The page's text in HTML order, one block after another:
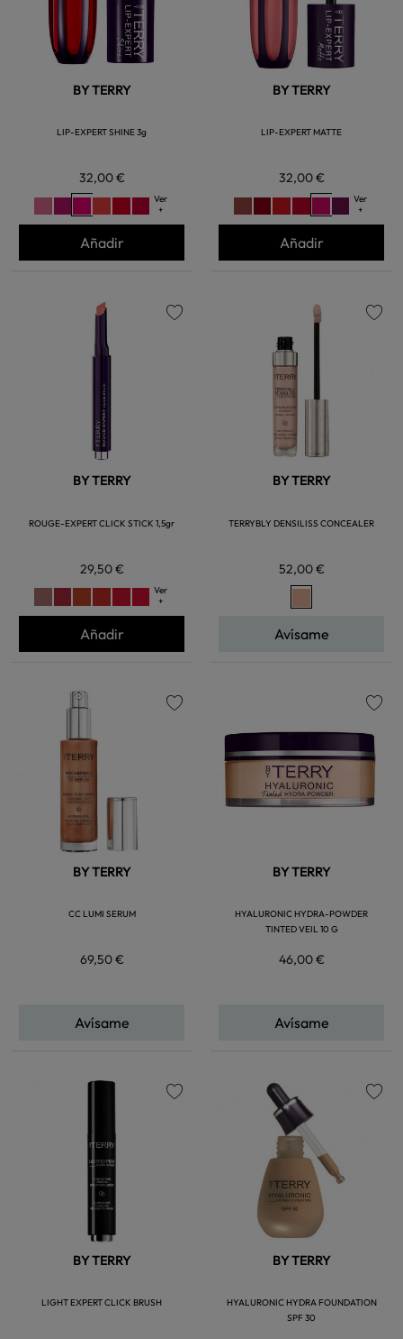
BY TERRY
LIP-EXPERT SHINE 3g
32,00 €
Ver
+
Añadir
BY TERRY
LIP-EXPERT MATTE
32,00 €
Ver
+
Añadir
BY TERRY
ROUGE-EXPERT CLICK STICK 1,5gr
29,50 €
Ver
+
Añadir
BY TERRY
TERRYBLY DENSILISS CONCEALER
52,00 €
Avísame
BY TERRY
CC LUMI SERUM
69,50 €
Avísame
BY TERRY
HYALURONIC HYDRA-POWDER
TINTED VEIL 10 G
46,00 €
Avísame
BY TERRY
LIGHT EXPERT CLICK BRUSH
BY TERRY
HYALURONIC HYDRA FOUNDATION
SPF 30